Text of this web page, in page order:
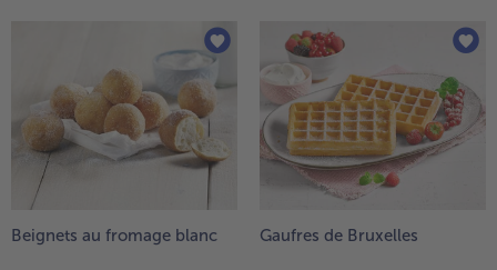
Beignets au fromage blanc Gaufres de Bruxelles